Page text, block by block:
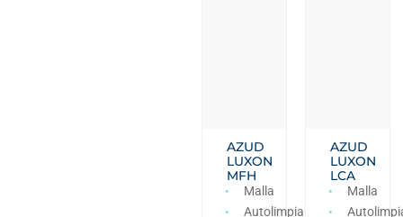
AZUD
LUXON
MFH
Malla
Autolimpiante
AZUD
LUXON
LCA
Malla